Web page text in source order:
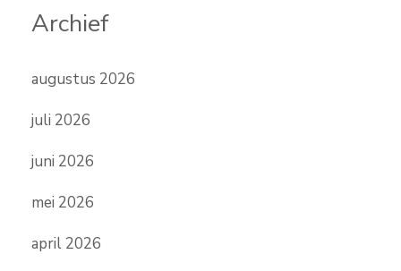
Archief
augustus 2026
juli 2026
juni 2026
mei 2026
april 2026